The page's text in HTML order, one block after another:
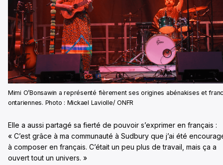
Mimi O’Bonsawin a représenté fièrement ses origines abénakises et
ontariennes. Photo : Mickael Laviolle/ ONFR
Elle a aussi partagé sa fierté de pouvoir s’exprimer en français :
« C’est grâce à ma communauté à Sudbury que j’ai été
à composer en français. C’était un peu plus de travail, mais ça a
ouvert tout un univers. »